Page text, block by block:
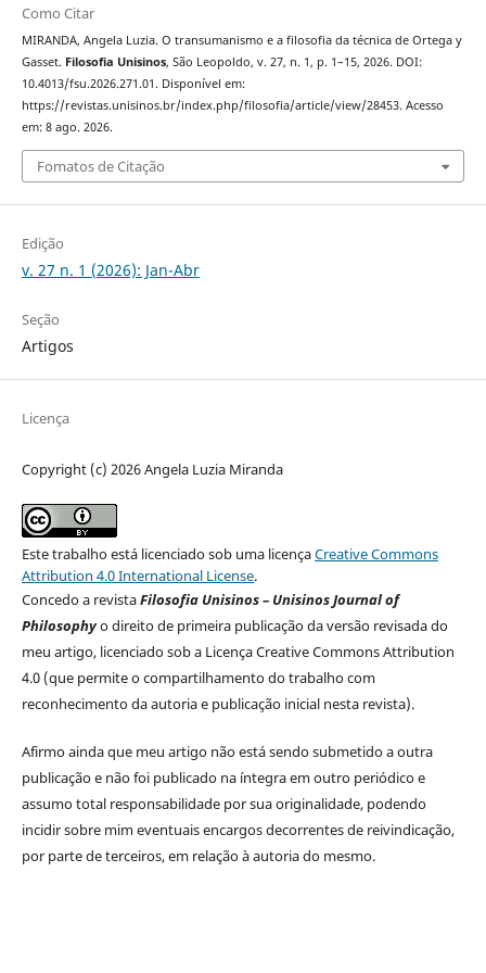
Como Citar
MIRANDA, Angela Luzia. O transumanismo e a filosofia da técnica de Ortega y
Gasset. Filosofia Unisinos, São Leopoldo, v. 27, n. 1, p. 1–15, 2026. DOI:
10.4013/fsu.2026.271.01. Disponível em:
https://revistas.unisinos.br/index.php/filosofia/article/view/28453. Acesso
em: 8 ago. 2026.
Fomatos de Citação
Edição
v. 27 n. 1 (2026): Jan-Abr
Seção
Artigos
Licença
Copyright (c) 2026 Angela Luzia Miranda
Este trabalho está licenciado sob uma licençaCreative Commons
Attribution 4.0 International License.
Concedo a revistaFilosofia Unisinos – Unisinos Journal of
Philosophyo direito de primeira publicação da versão revisada do
meu artigo, licenciado sob a Licença Creative Commons Attribution
4.0 (que permite o compartilhamento do trabalho com
reconhecimento da autoria e publicação inicial nesta revista).
Afirmo ainda que meu artigo não está sendo submetido a outra
publicação e não foi publicado na íntegra em outro periódico e
assumo total responsabilidade por sua originalidade, podendo
incidir sobre mim eventuais encargos decorrentes de reivindicação,
por parte de terceiros, em relação à autoria do mesmo.